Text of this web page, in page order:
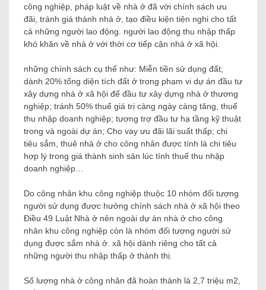
công nghiệp, pháp luật về nhà ở đã với chính sách ưu
đãi, tránh giá thành nhà ở, tạo điều kiện tiện nghi cho tất
cả những người lao động. người lao động thu nhập thấp
khó khăn về nhà ở với thời cơ tiếp cận nhà ở xã hội.
những chính sách cụ thể như: Miễn tiền sử dụng đất;
dành 20% tổng diện tích đất ở trong phạm vi dự án đầu tư
xây dựng nhà ở xã hội để đầu tư xây dựng nhà ở thương
nghiệp; tránh 50% thuế giá trị càng ngày càng tăng, thuế
thu nhập doanh nghiệp; tương trợ đầu tư hạ tầng kỹ thuật
trong và ngoài dự án; Cho vay ưu đãi lãi suất thấp; chi
tiêu sắm, thuê nhà ở cho công nhân được tính là chi tiêu
hợp lý trong giá thành sinh sản lúc tính thuế thu nhập
doanh nghiệp…
Do công nhân khu công nghiệp thuộc 10 nhóm đối tượng
người sử dụng được hưởng chính sách nhà ở xã hội theo
Điều 49 Luật Nhà ở nên ngoài dự án nhà ở cho công
nhân khu công nghiệp còn là nhóm đối tượng người sử
dụng được sắm nhà ở. xã hội dành riêng cho tất cả
những người thu nhập thấp ở thành thị.
Số lượng nhà ở công nhân đã hoàn thành là 2,7 triệu m2,